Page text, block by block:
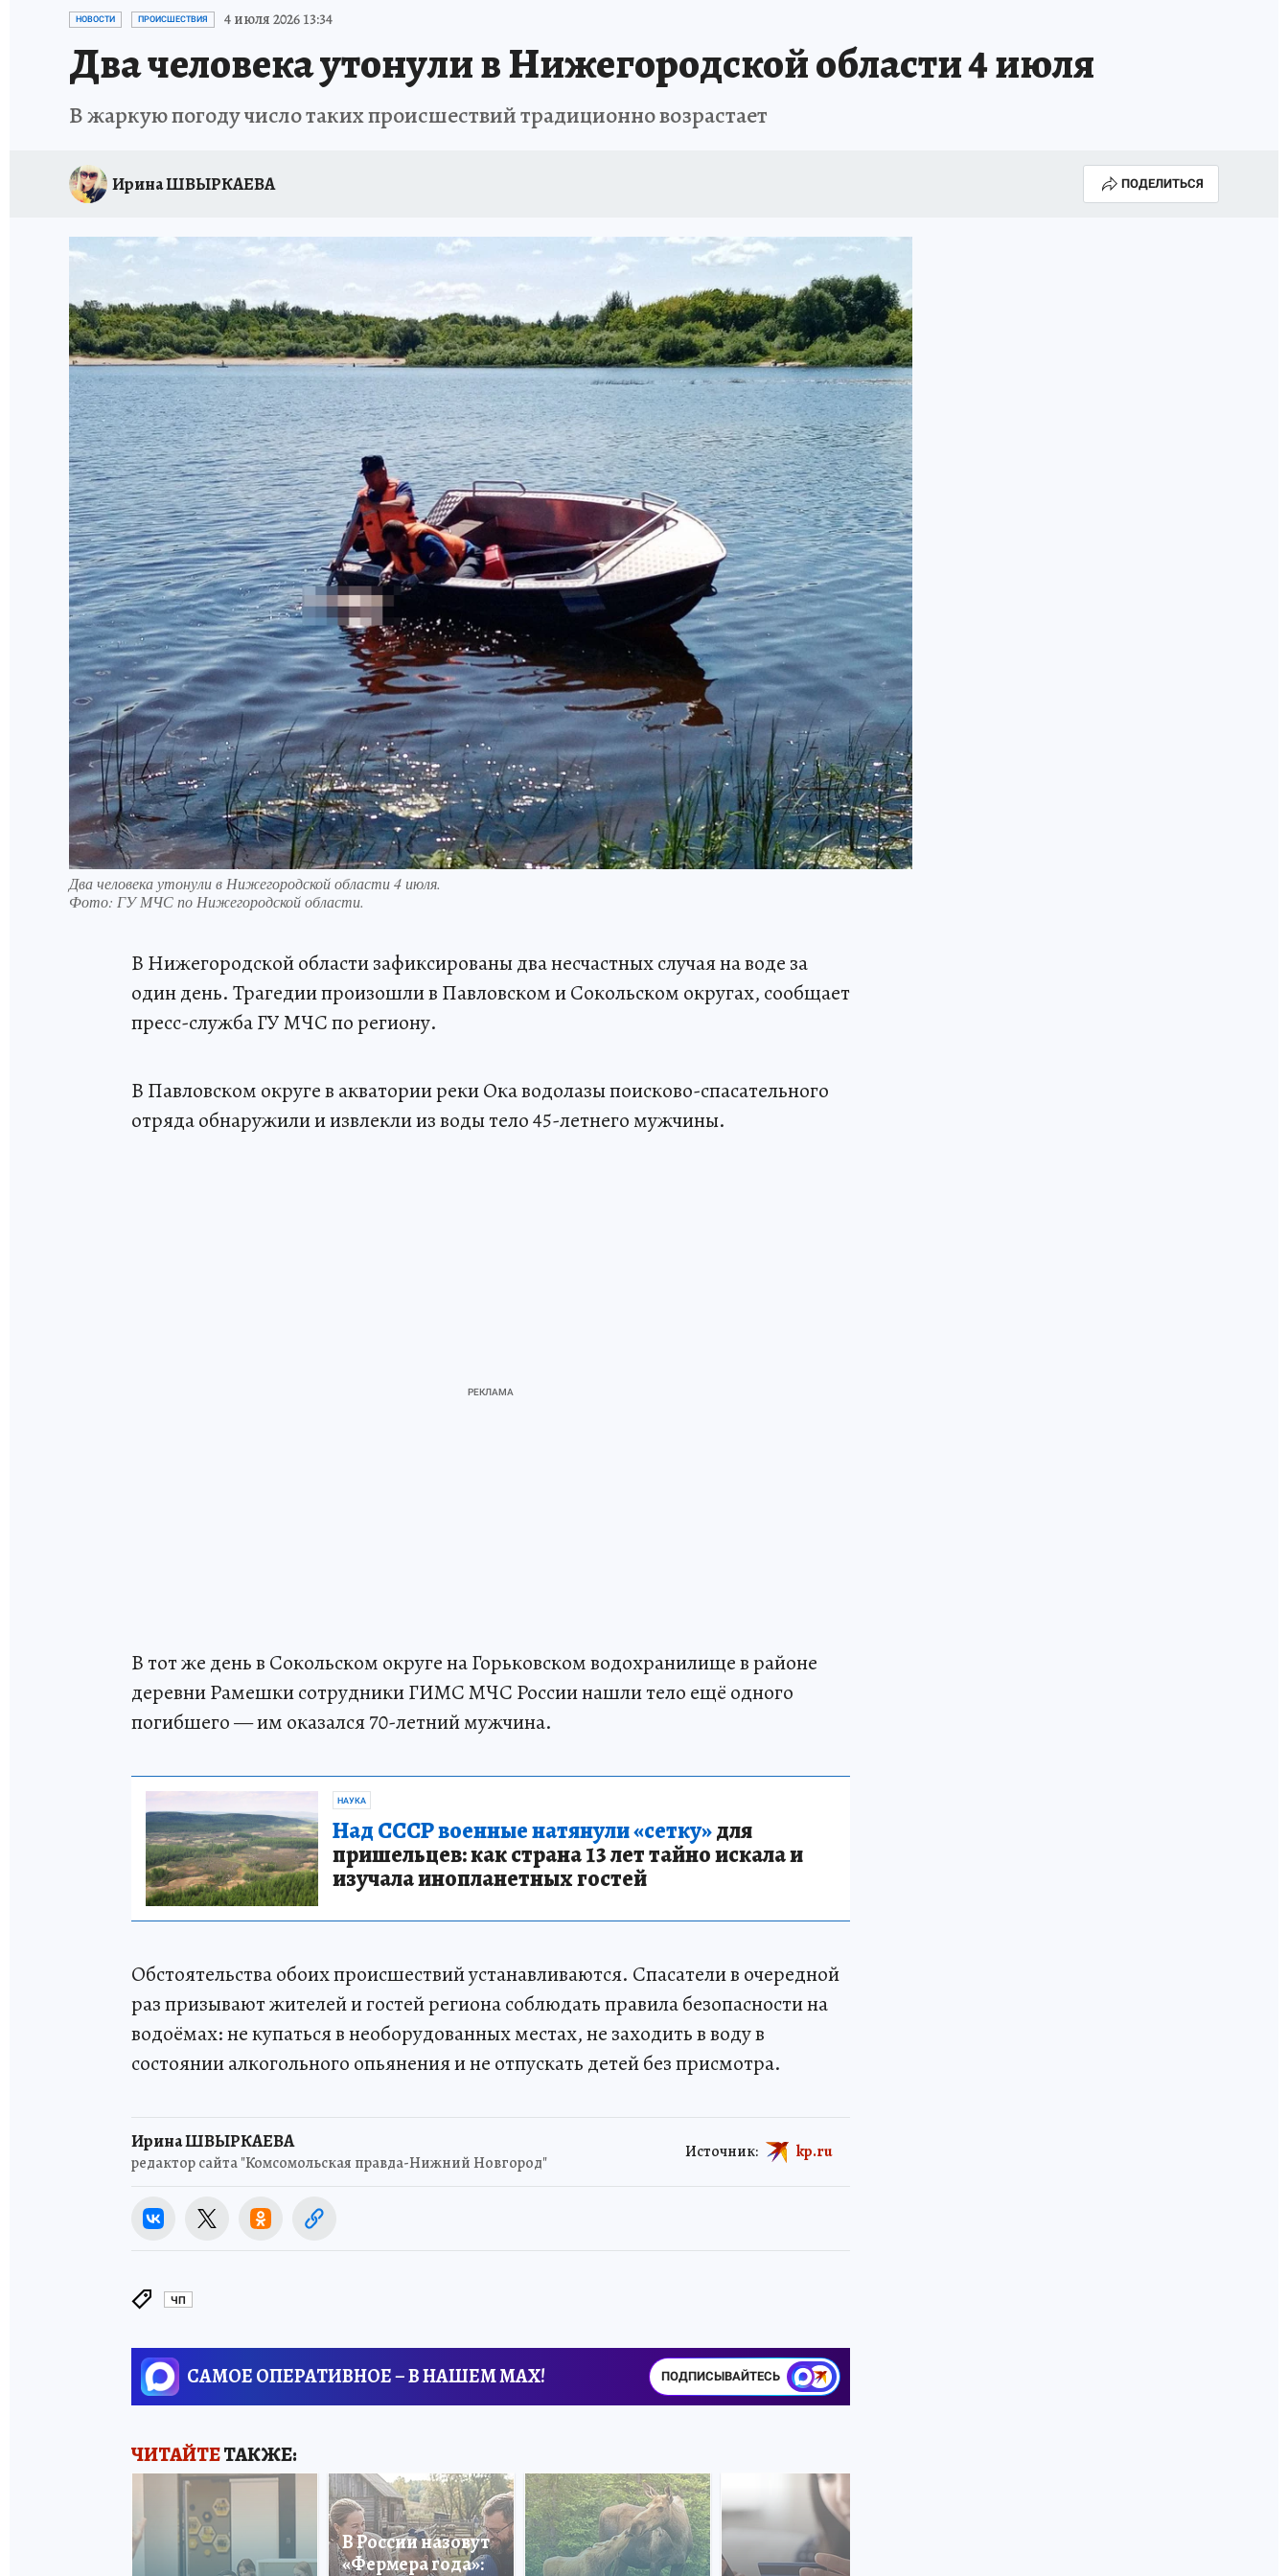
ИСПЫТАНО НА СЕБЕ
НОВОСТИ ПРОИСШЕСТВИЯ 4 июля 2026 13:34
Два человека утонули в Нижегородской области 4 июля
В жаркую погоду число таких происшествий традиционно возрастает
Ирина ШВЫРКАЕВА ПОДЕЛИТЬСЯ
Два человека утонули в Нижегородской области 4 июля.
Фото: ГУ МЧС по Нижегородской области.
В Нижегородской области зафиксированы два несчастных случая на воде за
один день. Трагедии произошли в Павловском и Сокольском округах, сообщает
пресс-служба ГУ МЧС по региону.
В Павловском округе в акватории реки Ока водолазы поисково-спасательного
отряда обнаружили и извлекли из воды тело 45-летнего мужчины.
В тот же день в Сокольском округе на Горьковском водохранилище в районе
деревни Рамешки сотрудники ГИМС МЧС России нашли тело ещё одного
погибшего — им оказался 70-летний мужчина.
НАУКА
Над СССР военные натянули «сетку»для
пришельцев: как страна 13 лет тайно искала и
изучала инопланетных гостей
Обстоятельства обоих происшествий устанавливаются. Спасатели в очередной
раз призывают жителей и гостей региона соблюдать правила безопасности на
водоёмах: не купаться в необорудованных местах, не заходить в воду в
состоянии алкогольного опьянения и не отпускать детей без присмотра.
Ирина ШВЫРКАЕВА
редактор сайта "Комсомольская правда-Нижний Новгород"
Источник: kp.ru
ЧП
САМОЕ ОПЕРАТИВНОЕ – В НАШЕМ MAX! ПОДПИСЫВАЙТЕСЬ
ЧИТАЙТЕТАКЖЕ:
В России назовут
«Фермера года»: